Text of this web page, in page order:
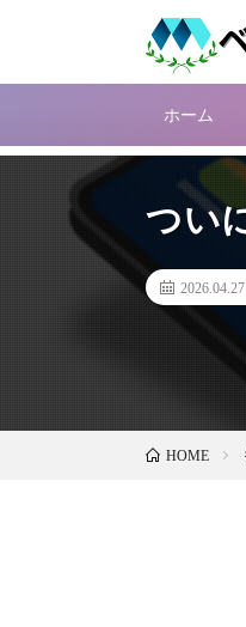
ホーム
つい
2026.04.27
HOME